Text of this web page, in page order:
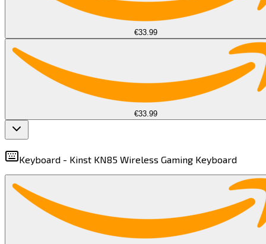
€33.99
€33.99
Keyboard - Kinst KN85 Wireless Gaming Keyboard​​​​‌ ‍ ​‍​‍‌‍ ‌ ​‍‌‍‍‌‌‍‌ ‌‍‍‌‌‍ ‍​‍​‍​ ‍‍​‍​‍‌ ​ ‌‍​‌‌‍ ‍‌‍‍‌‌ ‌​‌ ‍‌​‍ ‍‌‍‍‌‌‍ ​‍​‍​‍ ​​‍​‍‌‍‍​‌ ​‍‌‍‌‌‌‍‌‍​‍​‍​ ‍‍​‍​‍​‍ ‌‍​‌‌‍‌​‌‍ ‌‌‍‍‌‌‍ ‍​‍ ‌‍‍‌‌‍ ‍‌ ‌​‌‍‌‌‌‍ ‍‌ ‌​​‍ ‌‍‌‌‌‍‌​‌‍‍‌‌ ‌​​‍ ‌‍ ‌‌‍ ‌‍‌​‌‍‌‌​ ‌‌ ​​‌ ​‍‌‍‌‌‌ ​ ‌‍‌‌‌‍ ‍‌ ‌​‌‍​‌‌ ‌​‌‍‍‌‌‍ ‌‍ ‍​ ‍ ‌‍‍‌‌‍‌​​ ‌‌‍‌​‌‍‌​‌‍​ ​ ‌​‌‍​ ​ ‌‌​ ‌‌​ ‍‌​‍ ‌‌‍‌​​ ‌‌​ ‌‌​ ​ ​‍ ‌​ ‌​​ ‍‌‌‍‌‌​ ​​​‍ ‌‌‍​‍‌‍‌‌‌‍‌‍‌‍​ ​‍ ‌​ ‍​​ ‌​‌‍​‍​ ​‌​ ‍‌​ ‌ ‌‍​‌‌‍​ ‌‍‌‌​ ​​​ ‌​​ ‌‌​ ‍ ‌ ‌​‌ ‍‌‌ ​​‌‍‌‌​ ‌‌‍ ‌ ‌​‌‍‍​‌‍‌‌‌ ​‍​ ‍ ‌ ​​‌‍​‌‌ ‌​‌‍‍​​ ‌‌‍ ‍‌‍​‌‌‍ ‌‌‍‌‌​ ‌‍​‍‌‍​‌‌ ​ ‌‍‌‌‌‌‌‌‌ ​‍‌‍ ​​ ‌​‍‌‌​ ​‍‌​‌‍‌‍​‌‌‍‌​‌‍ ‌‌‍‍‌‌‍ ‍​‍‌‍‌‍‍‌‌‍‌​​ ‌‌‍‌​‌‍‌​‌‍​ ​ ‌​‌‍​ ​ ‌‌​ ‌‌​ ‍‌​‍ ‌‌‍‌​​ ‌‌​ ‌‌​ ​ ​‍ ‌​ ‌​​ ‍‌‌‍‌‌​ ​​​‍ ‌‌‍​‍‌‍‌‌‌‍‌‍‌‍​ ​‍ ‌​ ‍​​ ‌​‌‍​‍​ ​‌​ ‍‌​ ‌ ‌‍​‌‌‍​ ‌‍‌‌​ ​​​ ‌​​ ‌‌​‍‌‍‌ ‌​‌ ‍‌‌ ​​‌‍‌‌​ ‌‌‍ ‌ ‌​‌‍‍​‌‍‌‌‌ ​‍​‍‌‍‌ ​​‌‍​‌‌ ‌​‌‍‍​​ ‌‌‍ ‍‌‍​‌‌‍ ‌‌‍‌‌​‍‌‍‌ ​​‌‍‌‌‌ ​‍‌ ​ ‌ ​​‌‍‌‌‌‍​ ‌ ‌​‌‍‍‌‌ ‌‍‌‍‌‌​ ‌‌ ​​‌ ‌‌‌‍​‍‌‍ ​‌‍‍‌‌ ​ ‌‍‍​‌‍‌‌‌‍‌​​‍​‍‌ ‌